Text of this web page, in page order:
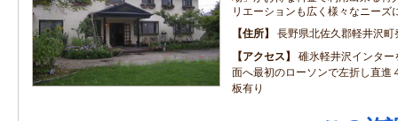
リエーションも広く様々なニーズ
住所
長野県北佐久郡軽井沢町
アクセス
碓氷軽井沢インタ
面へ最初のローソンで左折し直進
板有り